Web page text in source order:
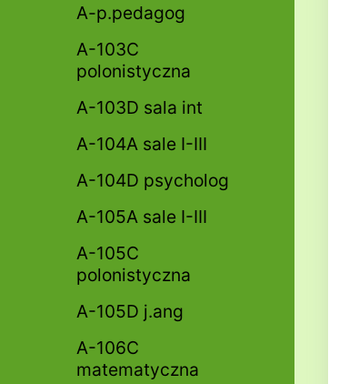
A-p.pedagog
A-103C
polonistyczna
A-103D sala int
A-104A sale I-III
A-104D psycholog
A-105A sale I-III
A-105C
polonistyczna
A-105D j.ang
A-106C
matematyczna